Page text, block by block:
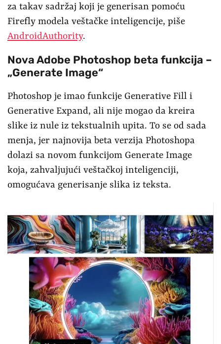
za takav sadržaj koji je generisan pomoću
Firefly modela veštačke inteligencije, piše
AndroidAuthority.
Nova Adobe Photoshop beta funkcija –
„Generate Image“
Photoshop je imao funkcije Generative Fill i
Generative Expand, ali nije mogao da kreira
slike iz nule iz tekstualnih upita. To se od sada
menja, jer najnovija beta verzija Photoshopa
dolazi sa novom funkcijom Generate Image
koja, zahvaljujući veštačkoj inteligenciji,
omogućava generisanje slika iz teksta.